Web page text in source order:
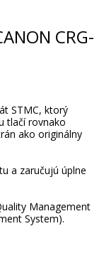
CRG-
STMC, ktorý
tlačí rovnako
ako originálny
a zaručujú úplne
Management
System).